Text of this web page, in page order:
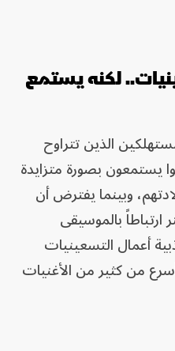
لكنه يستمع
الذين تتراوح
و24 عاماً باتوا يستمعون بصورة متزايدة
وبينما يفترض أن
ارتباطاً بالموسيقى
أعمال التسعينيات
أسرع من كثير من الأغنيات